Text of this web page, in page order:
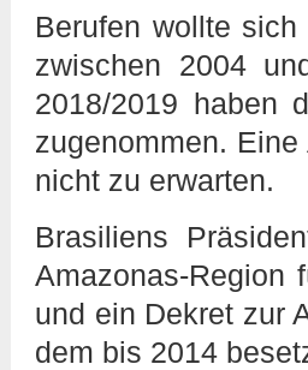
Berufen wollte
zwischen 2004
2018/2019 haben
zugenommen.
nicht zu erwarten.
Brasiliens
Amazonas-Region
und ein Dekret zur
dem bis 2014